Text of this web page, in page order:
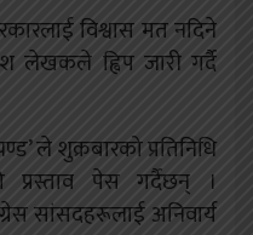
विश्वास मत नदिने
ह्विप जारी गर्दै
ले शुक्रबारको प्रतिनिधि
पेस गर्दैछन् ।
सांसदहरूलाई अनिवार्य